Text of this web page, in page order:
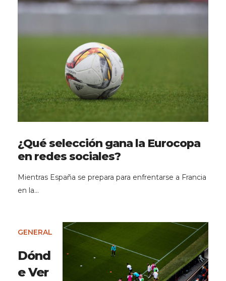
¿Qué selección gana la Eurocopa
en redes sociales?
Mientras España se prepara para enfrentarse a Francia
en la…
GENERAL
Dónd
e Ver